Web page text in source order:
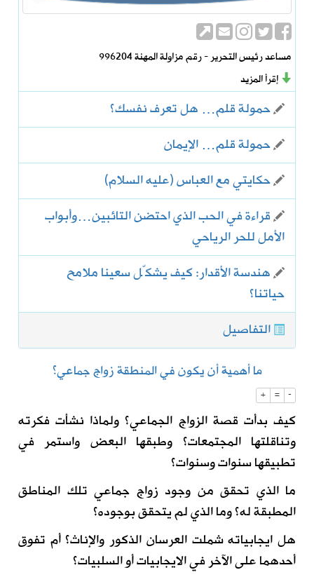
مساعد رئيس التحرير - رقم مزاولة المهنة 996204
إقرأ المزيد
حمولة قلم… هل تعرف نفسك؟
حمولة قلم… الإيمان
حكايتي مع العباس (عليه السلام)
قراءة في الحب الذي احتضن التائبين…وأبواب
الأمل للحر الرياحي
هندسة الأقدار: كيف يشكّل سعينا ملامح
حياتنا؟
التفاصيل
ما أهمية أن يكون في المنطقة زواج جماعي؟
+ = -
كيف بدأت قصة الزواج الجماعي؟ ولماذا نشأت فكرته
وتناقلتها المجتمعات؟ وطبقها البعض واستمر في
تطبيقها سنوات وسنوات؟
ما الذي تحقق من وجود زواج جماعي تلك المناطق
المطبقة له؟ وما الذي لم يتحقق بوجوده؟
هل ايجابياته شملت العرسان الذكور والإناث؟ أم تفوق
أحدهما على الآخر في الايجابيات أو السلبيات؟